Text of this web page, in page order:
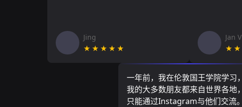
Jing
★★★★★
Jan V
一年前，我在伦敦国王学院学习，
我的大多数朋友都来自世界各地，
只能通过Instagram与他们交流。